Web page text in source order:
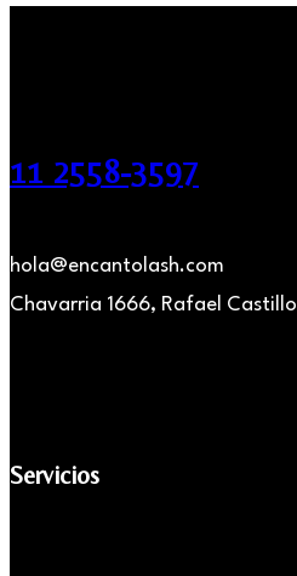
11 2558-3597
hola@encantolash.com
Chavarria 1666, Rafael Castillo
Servicios